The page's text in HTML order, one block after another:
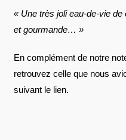
« Une très joli eau-de-vie
et gourmande… »
En complément de notre
retrouvez celle que nous
suivant le lien.